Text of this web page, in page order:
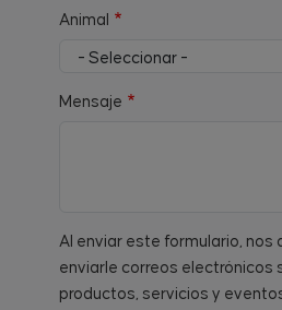
Animal
Mensaje
Al enviar este formulario, nos
enviarle correos electrónicos
productos, servicios y